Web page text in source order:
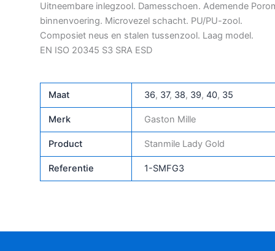
Uitneembare inlegzool. Damesschoen. Ademende
binnenvoering. Microvezel schacht. PU/PU-zool.
Composiet neus en stalen tussenzool. Laag model.
EN ISO 20345 S3 SRA ESD
Maat 36, 37, 38, 39, 40, 35
Merk Gaston Mille
Product Stanmile Lady Gold
Referentie 1-SMFG3